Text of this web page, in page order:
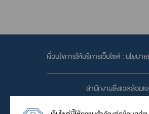
เงื่อนไขการให้บริการเว็บไซต์ : นโยบา
สำนักงานสิ่งแวดล้อม